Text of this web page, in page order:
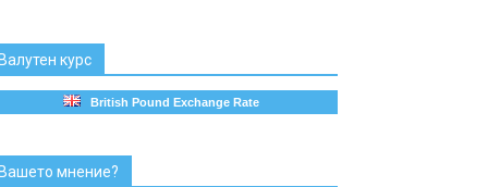
курс
British Pound Exchange Rate
мнение?